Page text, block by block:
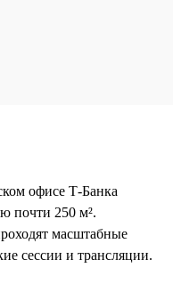
офисе Т-Банка
почти 250 м².
масштабные
сессии и трансляции.